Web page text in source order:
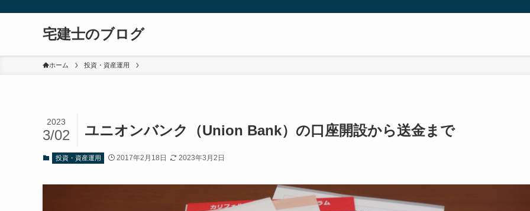
宅建士のブログ
ホーム 投資・資産運用
ユニオンバンク（Union Bank）の口座開設から送金まで
2023
3/02
投資・資産運用 2017年2月18日 2023年3月2日